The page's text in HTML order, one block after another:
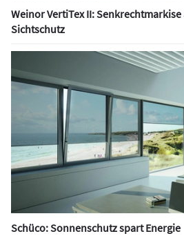
Weinor VertiTex II:
Sichtschutz
Schüco: Sonnenschutz spart Energie